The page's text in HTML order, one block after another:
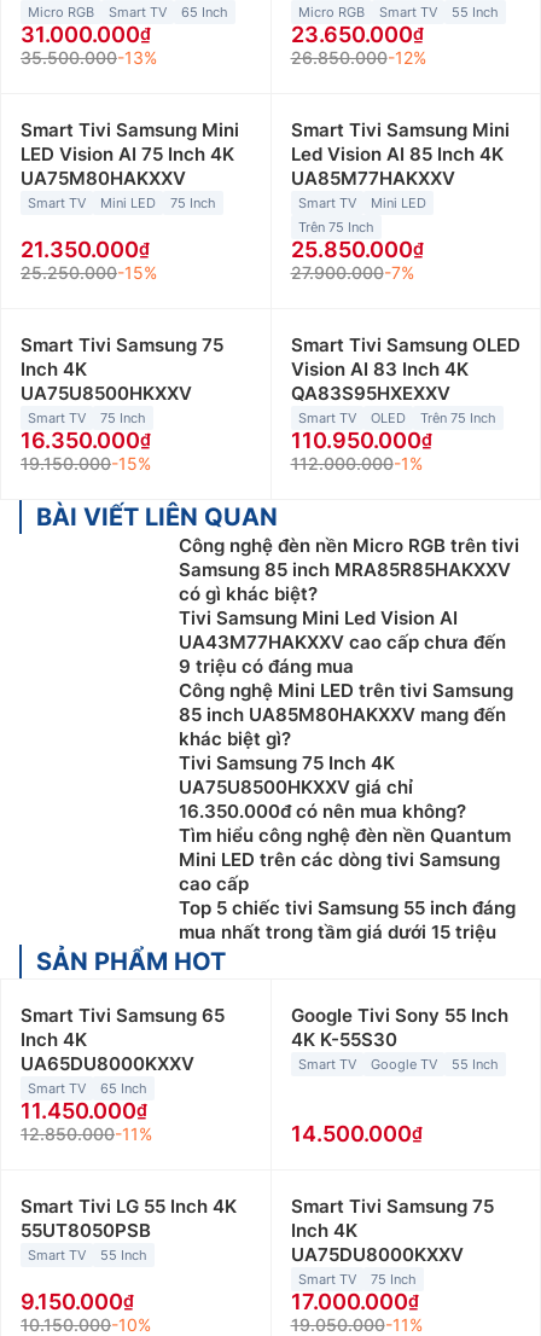
Micro RGB Smart TV 65 Inch
31.000.000
35.500.000-13%
Micro RGB Smart TV 55 Inch
23.650.000
26.850.000-12%
Smart Tivi Samsung Mini
LED Vision AI 75 Inch 4K
UA75M80HAKXXV
Smart TV Mini LED 75 Inch
21.350.000
25.250.000-15%
Smart Tivi Samsung Mini
Led Vision AI 85 Inch 4K
UA85M77HAKXXV
Smart TV
Mini LED
Trên 75 Inch
25.850.000
27.900.000-7%
Smart Tivi Samsung 75
Inch 4K
UA75U8500HKXXV
Smart TV 75 Inch
16.350.000
19.150.000-15%
Smart Tivi Samsung OLED
Vision AI 83 Inch 4K
QA83S95HXEXXV
Smart TV OLED Trên 75 Inch
110.950.000
112.000.000-1%
BÀI VIẾT LIÊN QUAN
Công nghệ đèn nền Micro RGB trên tivi
Samsung 85 inch MRA85R85HAKXXV
có gì khác biệt?
Tivi Samsung Mini Led Vision AI
UA43M77HAKXXV cao cấp chưa đến
9 triệu có đáng mua
Công nghệ Mini LED trên tivi Samsung
85 inch UA85M80HAKXXV mang đến
khác biệt gì?
Tivi Samsung 75 Inch 4K
UA75U8500HKXXV giá chỉ
16.350.000đ có nên mua không?
Tìm hiểu công nghệ đèn nền Quantum
Mini LED trên các dòng tivi Samsung
cao cấp
Top 5 chiếc tivi Samsung 55 inch đáng
mua nhất trong tầm giá dưới 15 triệu
SẢN PHẨM HOT
Smart Tivi Samsung 65
Inch 4K
UA65DU8000KXXV
Smart TV 65 Inch
11.450.000
12.850.000-11%
Google Tivi Sony 55 Inch
4K K-55S30
Smart TV Google TV 55 Inch
14.500.000
Smart Tivi LG 55 Inch 4K
55UT8050PSB
Smart TV 55 Inch
9.150.000
10.150.000-10%
Smart Tivi Samsung 75
Inch 4K
UA75DU8000KXXV
Smart TV 75 Inch
17.000.000
19.050.000-11%